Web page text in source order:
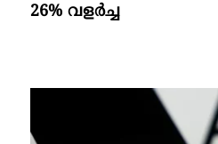
26% വളര്‍ച്ച